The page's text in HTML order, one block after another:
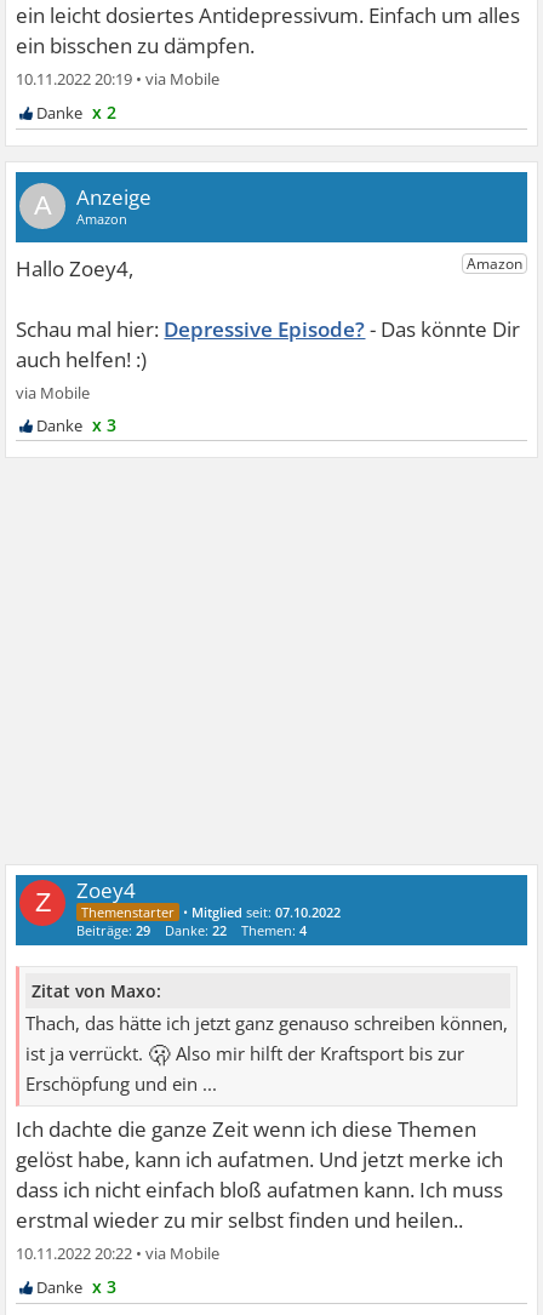
ein leicht dosiertes Antidepressivum. Einfach um alles
ein bisschen zu dämpfen.
10.11.2022 20:19 •
x 2
A
Depressive Episode?
x 3
Z Zoey4
• Mitglied seit:07.10.2022
Beiträge:29 Danke:22 Themen:4
Zitat von Maxo:
Thach, das hätte ich jetzt ganz genauso schreiben können,
ist ja verrückt. 🫢Also mir hilft der Kraftsport bis zur
Erschöpfung und ein ...
Ich dachte die ganze Zeit wenn ich diese Themen
gelöst habe, kann ich aufatmen. Und jetzt merke ich
dass ich nicht einfach bloß aufatmen kann. Ich muss
erstmal wieder zu mir selbst finden und heilen..
10.11.2022 20:22 •
x 3